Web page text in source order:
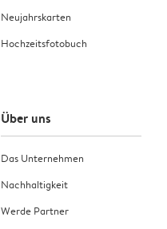
Neujahrskarten
Hochzeitsfotobuch
Über uns
Das Unternehmen
Nachhaltigkeit
Werde Partner